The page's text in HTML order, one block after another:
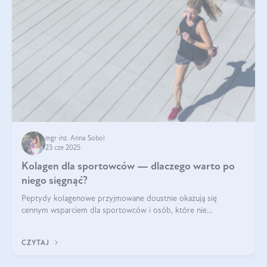
mgr inż. Anna Sobol
23 cze 2025
Kolagen dla sportowców — dlaczego warto po
niego sięgnąć?
Peptydy kolagenowe przyjmowane doustnie okazują się
cennym wsparciem dla sportowców i osób, które nie
CZYTAJ